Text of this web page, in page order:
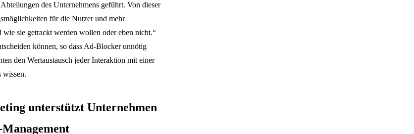
des Unternehmens geführt. Von dieser
für die Nutzer und mehr
sie getrackt werden wollen oder eben nicht.“
können, so dass Ad-Blocker unnötig
den Wertaustausch jeder Interaktion mit einer
wissen.
unterstützt Unternehmen